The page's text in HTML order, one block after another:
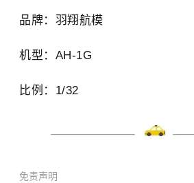
品牌：羽翔航模
机型： AH-1G
比例： 1/32
免责声明